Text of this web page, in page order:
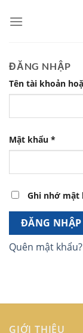
đến
ĐĂNG NHẬP
Tên tài khoản
Mật khẩu *
Ghi nhớ mật
ĐĂNG NHẬP
Quên mật khẩu?
GIỚI THIỆU